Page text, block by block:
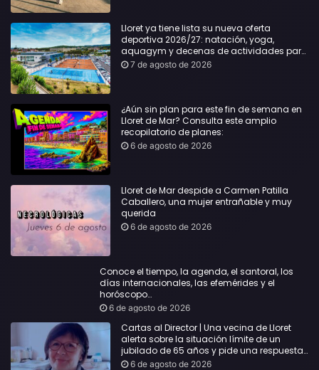
Lloret ya tiene lista su nueva oferta
deportiva 2026/27: natación, yoga,
aquagym y decenas de actividades para
todas las edades
7 de agosto de 2026
¿Aún sin plan para este fin de semana en
Lloret de Mar? Consulta este amplio
recopilatorio de planes:
6 de agosto de 2026
Lloret de Mar despide a Carmen Patilla
Caballero, una mujer entrañable y muy
querida
6 de agosto de 2026
Conoce el tiempo, la agenda, el santoral, los
días internacionales, las efemérides y el
horóscopo…
6 de agosto de 2026
Cartas al Director | Una vecina de Lloret
alerta sobre la situación límite de un
jubilado de 65 años y pide una respuesta
urgente
6 de agosto de 2026